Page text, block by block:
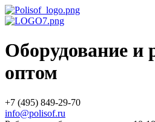
Оборудование и
оптом
+7 (495) 849-29-70
info@polisof.ru